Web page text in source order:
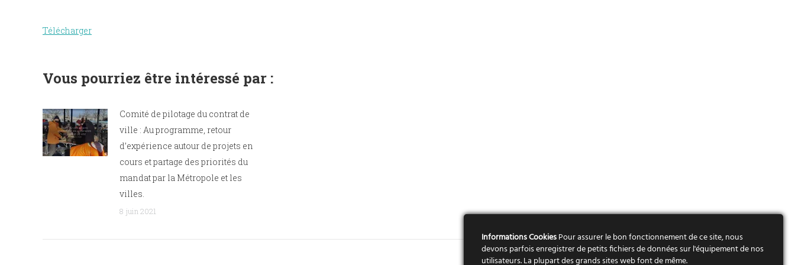
Télécharger
Vous pourriez être intéressé par :
Comité de pilotage du contrat de
ville : Au programme, retour
d’expérience autour de projets en
cours et partage des priorités du
mandat par la Métropole et les
villes.
8 juin 2021
Informations CookiesPour assurer le bon fonctionnement de ce site, nous
devons parfois enregistrer de petits fichiers de données sur l'équipement de nos
utilisateurs. La plupart des grands sites web font de même.